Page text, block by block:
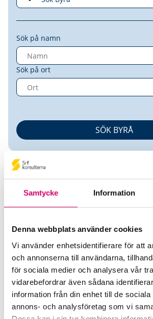
Samtycke Information
Denna webbplats använder cookies
Vi använder enhetsidentifierare för att
och annonserna till användarna,
för sociala medier och analysera vår
vidarebefordrar även sådana
information från din enhet till de sociala
annons- och analysföretag som vi
Sök på namn
Sök på ort
Andrea Bylander
Auktoriserad Redovisningskonsult
Issrox Redovisning AB
Sigtuna
Telefon